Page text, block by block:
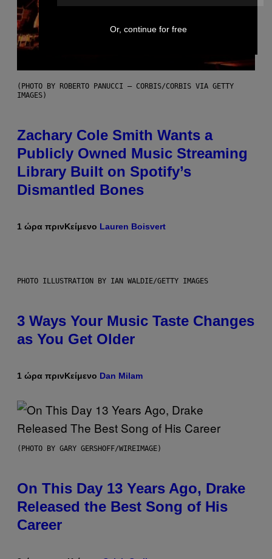
(PHOTO BY ROBERTO PANUCCI – CORBIS/CORBIS VIA GETTY
IMAGES)
Zachary Cole Smith Wants a
Publicly Owned Music Streaming
Library Built on Spotify’s
Dismantled Bones
1 ώρα πρινΚείμενο Lauren Boisvert
PHOTO ILLUSTRATION BY IAN WALDIE/GETTY IMAGES
3 Ways Your Music Taste Changes
as You Get Older
1 ώρα πρινΚείμενο Dan Milam
(PHOTO BY GARY GERSHOFF/WIREIMAGE)
On This Day 13 Years Ago, Drake
Released the Best Song of His
Career
Or, continue for free